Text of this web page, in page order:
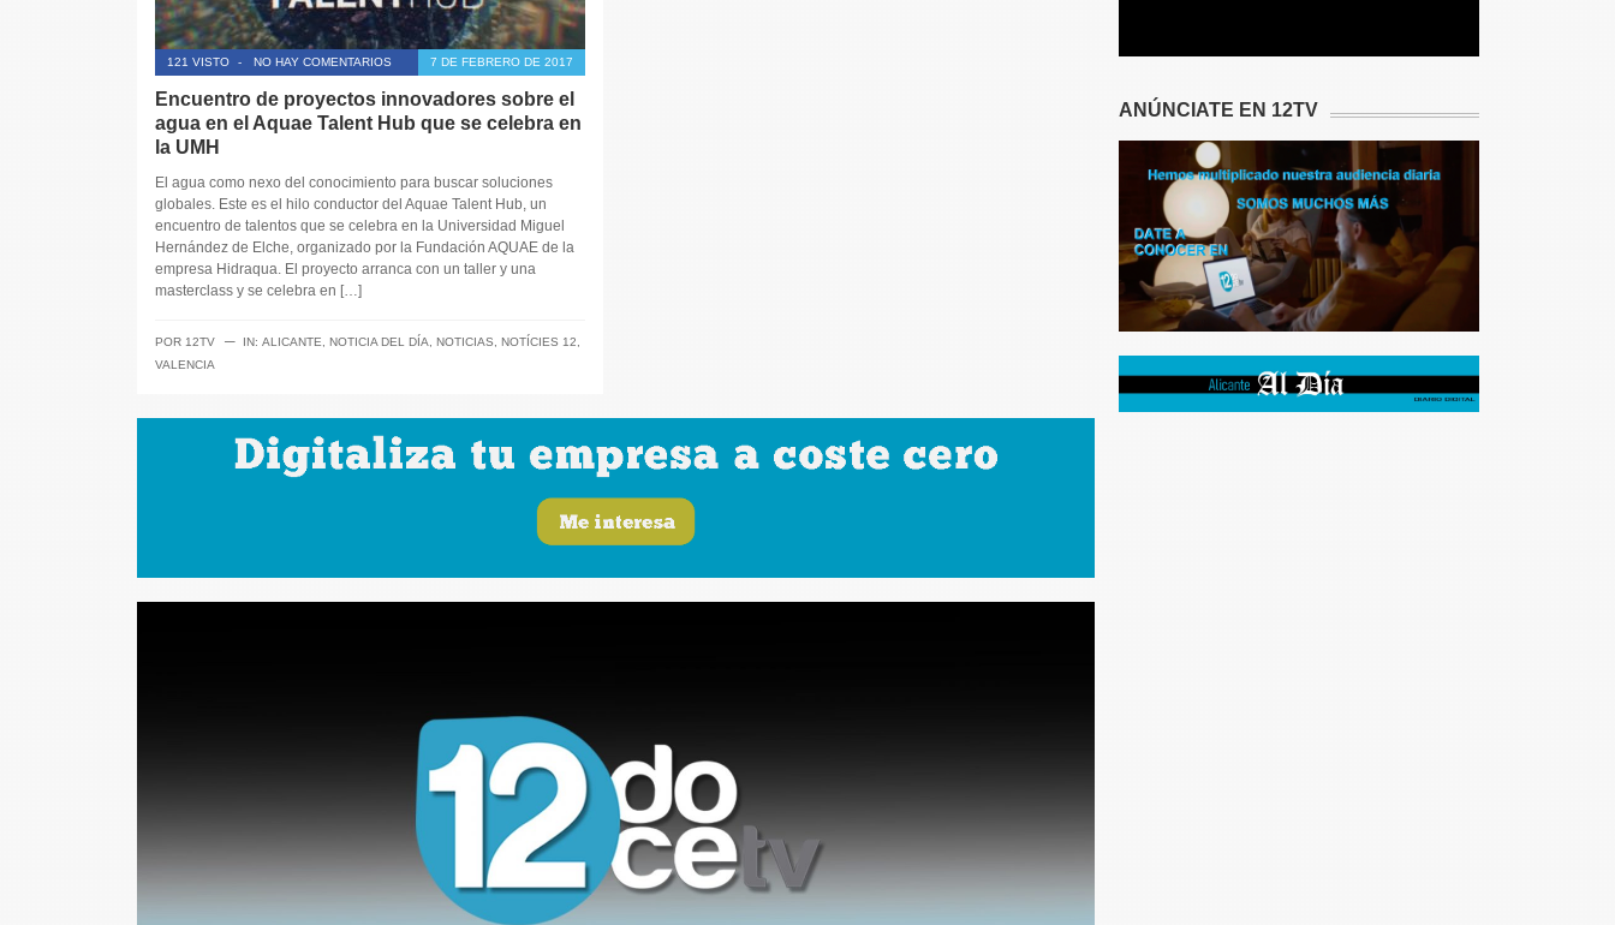
121 VISTO - NO HAY COMENTARIOS 7 DE FEBRERO DE 2017
Encuentro de proyectos innovadores sobre el
agua en el Aquae Talent Hub que se celebra en
la UMH
El agua como nexo del conocimiento para buscar soluciones
globales. Este es el hilo conductor del Aquae Talent Hub, un
encuentro de talentos que se celebra en la Universidad Miguel
Hernández de Elche, organizado por la Fundación AQUAE de la
empresa Hidraqua. El proyecto arranca con un taller y una
masterclass y se celebra en […]
POR 12TV ─ IN: ALICANTE NOTICIA DEL DÍA NOTICIAS NOTÍCIES 12
VALENCIA
ANÚNCIATE EN 12TV